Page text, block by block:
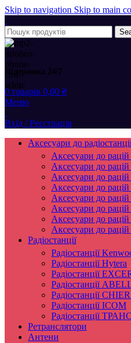
Skip to navigation Skip to main
Підтримка 24/7
0 товарів 0,00 ₴
Меню
Вхід / Реєстрація
Аксесуари до
Аксесуари до
Аксесуари до
Аксесуари до
Аксесуари до
Аксесуари до
Аксесуари до
Аксесуари до
Аксесуари до
Радіостанції
Радіостанції
Радіостанції Hytera
Радіостанції
Радіостанції
Радіостанції
Радіостанції ICOM
Радіостанції
Ретранслятори
Антени